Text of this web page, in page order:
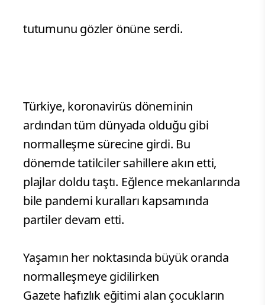
tutumunu gözler önüne serdi.
Türkiye, koronavirüs döneminin
ardından tüm dünyada olduğu gibi
normalleşme sürecine girdi. Bu
dönemde tatilciler sahillere akın etti,
plajlar doldu taştı. Eğlence mekanlarında
bile pandemi kuralları kapsamında
partiler devam etti.
Yaşamın her noktasında büyük oranda
normalleşmeye gidilirken
Gazete hafızlık eğitimi alan çocukların